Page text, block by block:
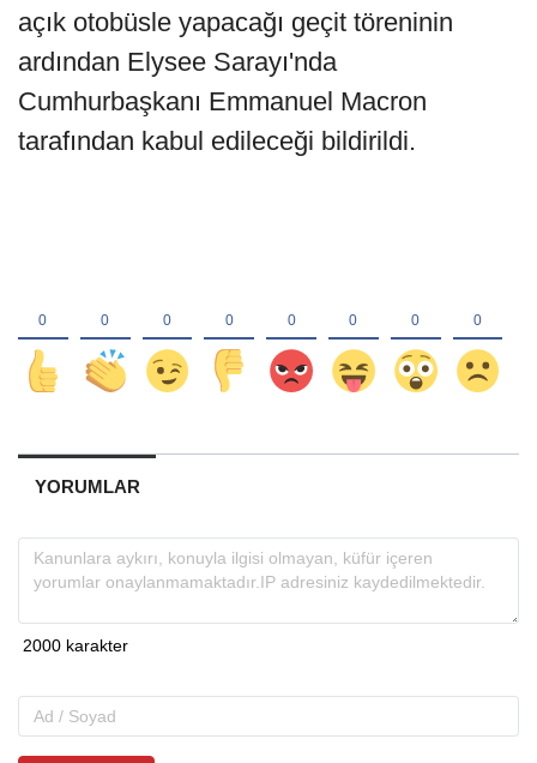
açık otobüsle yapacağı geçit töreninin
ardından Elysee Sarayı'nda
Cumhurbaşkanı Emmanuel Macron
tarafından kabul edileceği bildirildi.
YORUMLAR